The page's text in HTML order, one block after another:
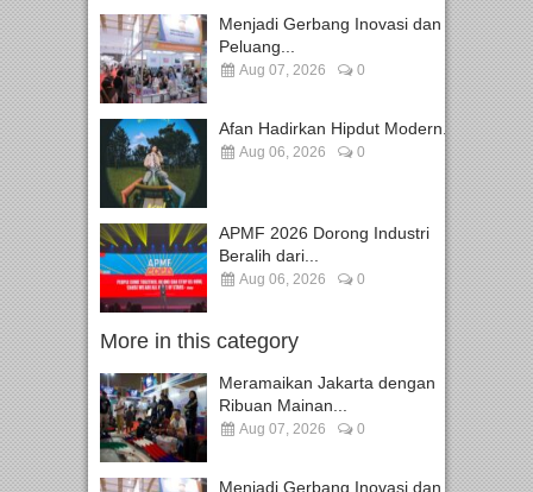
Menjadi Gerbang Inovasi dan
Peluang...
Aug 07, 2026 0
Afan Hadirkan Hipdut Modern...
Aug 06, 2026 0
APMF 2026 Dorong Industri
Beralih dari...
Aug 06, 2026 0
More in this category
Meramaikan Jakarta dengan
Ribuan Mainan...
Aug 07, 2026 0
Menjadi Gerbang Inovasi dan